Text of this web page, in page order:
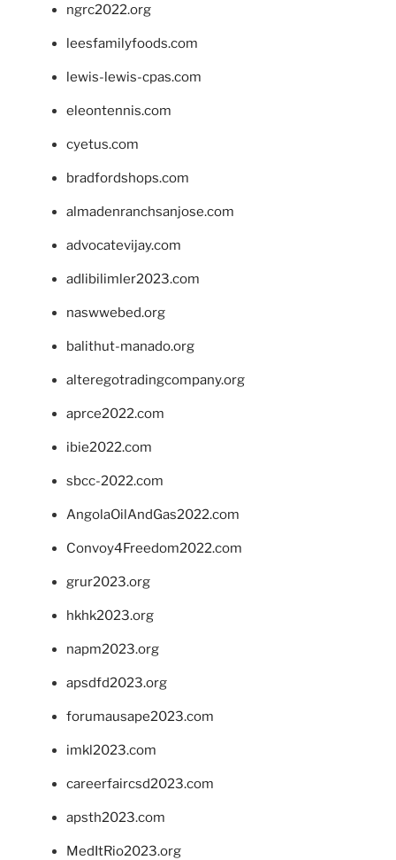
ngrc2022.org
leesfamilyfoods.com
lewis-lewis-cpas.com
eleontennis.com
cyetus.com
bradfordshops.com
almadenranchsanjose.com
advocatevijay.com
adlibilimler2023.com
naswwebed.org
balithut-manado.org
alteregotradingcompany.org
aprce2022.com
ibie2022.com
sbcc-2022.com
AngolaOilAndGas2022.com
Convoy4Freedom2022.com
grur2023.org
hkhk2023.org
napm2023.org
apsdfd2023.org
forumausape2023.com
imkl2023.com
careerfaircsd2023.com
apsth2023.com
MedItRio2023.org